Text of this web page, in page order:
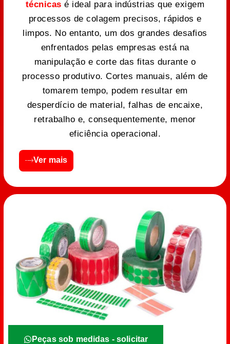
técnicas é ideal para indústrias que exigem
processos de colagem precisos, rápidos e
limpos. No entanto, um dos grandes desafios
enfrentados pelas empresas está na
manipulação e corte das fitas durante o
processo produtivo. Cortes manuais, além de
tomarem tempo, podem resultar em
desperdício de material, falhas de encaixe,
retrabalho e, consequentemente, menor
eficiência operacional.
Ver mais
Peças sob medidas - solicitar